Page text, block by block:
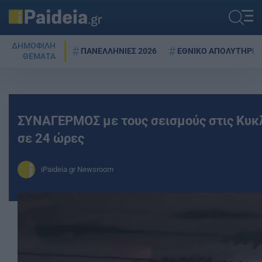
ΔΗΜΟΦΙΛΗ
ΘΕΜΑΤΑ
ΠΑΝΕΛΛΗΝΙΕΣ 2026 ΕΘΝΙΚΟ ΑΠΟΛΥΤΗΡΙΟ
ΣΥΝΑΓΕΡΜΟΣ με τους σεισμούς στις
σε 24 ώρες
iPaideia.gr Newsroom